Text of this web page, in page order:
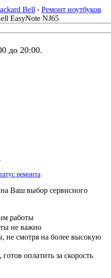
Bell › Ремонт ноутбуков
EasyNote NJ65
до 20:00.
ремонта
Ваш выбор сервисного
работы
не важно
не смотря на более высокую
оплатить за скорость